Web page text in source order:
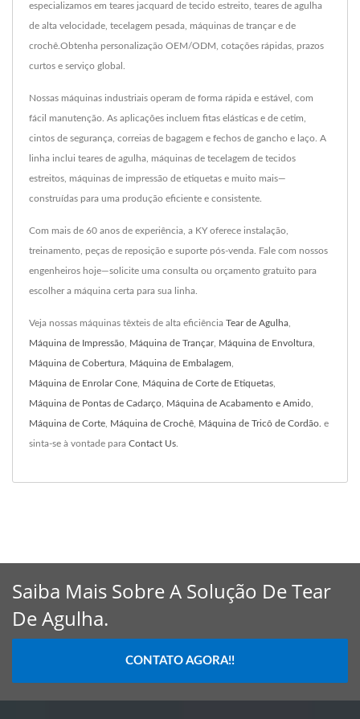
especializamos em teares jacquard de tecido estreito, teares de agulha
de alta velocidade, tecelagem pesada, máquinas de trançar e de
crochê.Obtenha personalização OEM/ODM, cotações rápidas, prazos
curtos e serviço global.
Nossas máquinas industriais operam de forma rápida e estável, com
fácil manutenção. As aplicações incluem fitas elásticas e de cetim,
cintos de segurança, correias de bagagem e fechos de gancho e laço. A
linha inclui teares de agulha, máquinas de tecelagem de tecidos
estreitos, máquinas de impressão de etiquetas e muito mais—
construídas para uma produção eficiente e consistente.
Com mais de 60 anos de experiência, a KY oferece instalação,
treinamento, peças de reposição e suporte pós-venda. Fale com nossos
engenheiros hoje—solicite uma consulta ou orçamento gratuito para
escolher a máquina certa para sua linha.
Veja nossas máquinas têxteis de alta eficiência Tear de Agulha,
Máquina de Impressão, Máquina de Trançar, Máquina de Envoltura,
Máquina de Cobertura, Máquina de Embalagem,
Máquina de Enrolar Cone, Máquina de Corte de Etiquetas,
Máquina de Pontas de Cadarço, Máquina de Acabamento e Amido,
Máquina de Corte, Máquina de Crochê, Máquina de Tricô de Cordão. e
sinta-se à vontade para Contact Us.
Saiba Mais Sobre A Solução De Tear
De Agulha.
CONTATO AGORA!!